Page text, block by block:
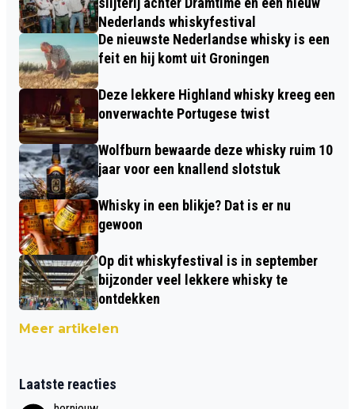
Nederlands whiskyfestival
De nieuwste Nederlandse whisky is een
feit en hij komt uit Groningen
Deze lekkere Highland whisky kreeg een
onverwachte Portugese twist
Wolfburn bewaarde deze whisky ruim 10
jaar voor een knallend slotstuk
Whisky in een blikje? Dat is er nu
gewoon
Op dit whiskyfestival is in september
bijzonder veel lekkere whisky te
ontdekken
Meer artikelen
Laatste reacties